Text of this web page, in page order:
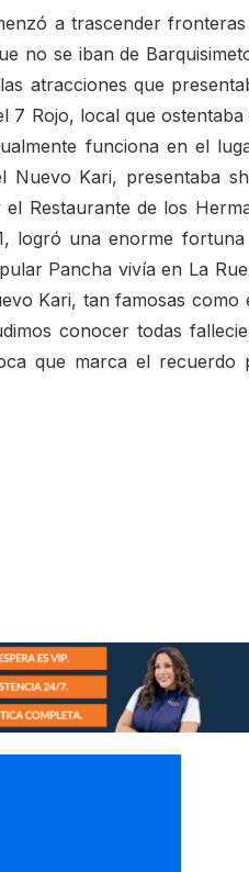
a trascender
no se iban de
atracciones que
7 Rojo, local que ostentaba
funciona en el
Nuevo Kari, presentaba
Restaurante de los
logró una enorme fortuna
Pancha vivía en La
Kari, tan famosas como
conocer todas
que marca el recuerdo